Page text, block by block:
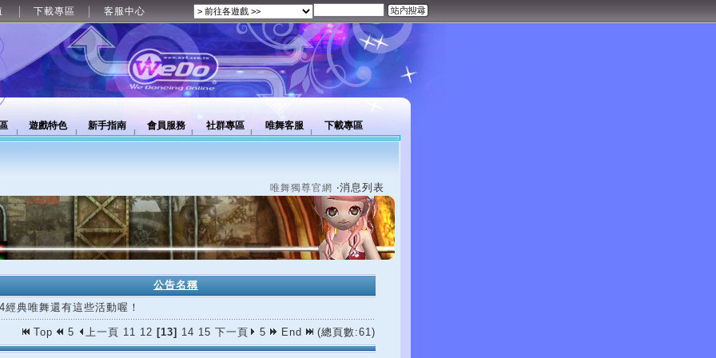
下載專區 客服中心
遊戲特色 新手指南 會員服務 社群專區 唯舞客服 下載專區
唯舞獨尊官網 ‧消息列表
公告名稱
經典唯舞還有這些活動喔！
Top 5 上一頁 11 12 [13] 14 15 下一頁 5 End (總頁數:61)